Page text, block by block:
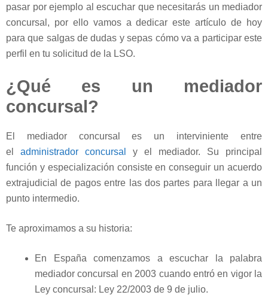
pasar por ejemplo al escuchar que necesitarás un mediador
concursal, por ello vamos a dedicar este artículo de hoy
para que salgas de dudas y sepas cómo va a participar este
perfil en tu solicitud de la LSO.
¿Qué es un mediador
concursal?
El mediador concursal es un interviniente entre
el administrador concursal
y el mediador. Su principal
función y especialización consiste en conseguir un acuerdo
extrajudicial de pagos entre las dos partes para llegar a un
punto intermedio.
Te aproximamos a su historia:
En España comenzamos a escuchar la palabra
mediador concursal en 2003 cuando entró en vigor la
Ley concursal: Ley 22/2003 de 9 de julio.